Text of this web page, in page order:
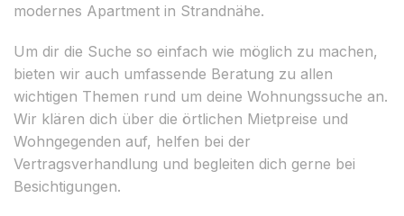
modernes Apartment in Strandnähe.
Um dir die Suche so einfach wie möglich zu machen,
bieten wir auch umfassende Beratung zu allen
wichtigen Themen rund um deine Wohnungssuche an.
Wir klären dich über die örtlichen Mietpreise und
Wohngegenden auf, helfen bei der
Vertragsverhandlung und begleiten dich gerne bei
Besichtigungen.